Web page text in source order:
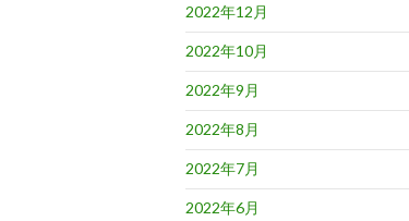
2022年12月
2022年10月
2022年9月
2022年8月
2022年7月
2022年6月